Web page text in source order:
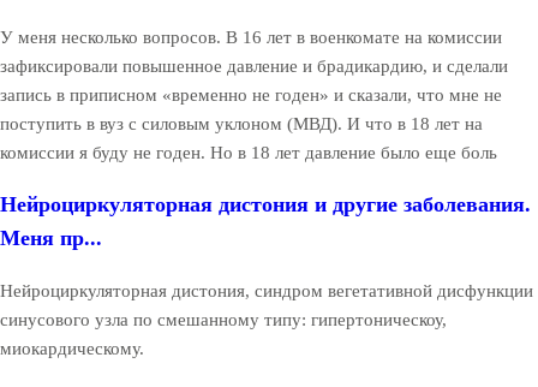
У меня несколько вопросов. В 16 лет в военкомате на комиссии
зафиксировали повышенное давление и брадикардию, и сделали
запись в приписном «временно не годен» и сказали, что мне не
поступить в вуз с силовым уклоном (МВД). И что в 18 лет на
комиссии я буду не годен. Но в 18 лет давление было еще боль
Нейроциркуляторная дистония и другие заболевания.
Меня пр...
Нейроциркуляторная дистония, синдром вегетативной дисфункции
синусового узла по смешанному типу: гипертоническоу,
миокардическому.